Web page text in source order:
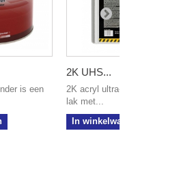
is een
2K UHS...
2K acryl ultra-high solid
lak met...
In winkelwagen